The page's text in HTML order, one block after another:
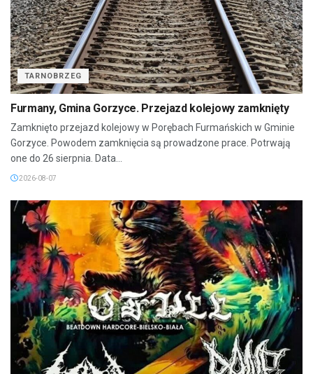
TARNOBRZEG
Furmany, Gmina Gorzyce. Przejazd kolejowy zamknięty
Zamknięto przejazd kolejowy w Porębach Furmańskich w Gminie
Gorzyce. Powodem zamknięcia są prowadzone prace. Potrwają
one do 26 sierpnia. Data...
2026-08-07